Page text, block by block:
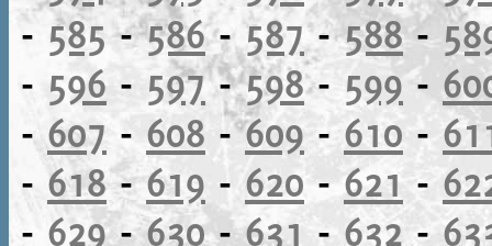
- 585-586-587-588-
- 596 - 597-598- 599-
- 607 - 608 -609- 610 -
- 618-619 - 620-621 -
- 629-630-631 - 632 -